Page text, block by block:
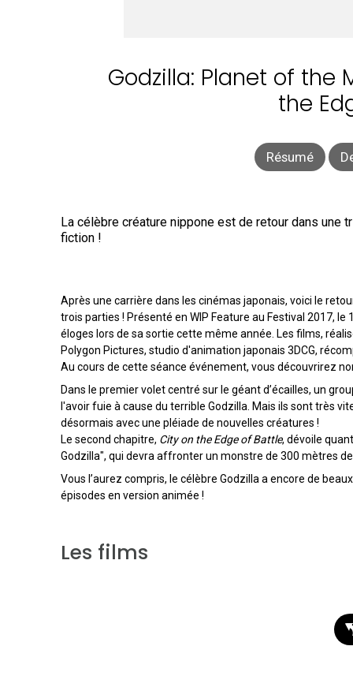
Godzilla: Planet of the
the
Résumé
La célèbre créature nippone est de retour dans
fiction !
Après une carrière dans les cinémas japonais, voici le
trois parties ! Présenté en WIP Feature au Festival 2017, le
éloges lors de sa sortie cette même année. Les films,
Polygon Pictures, studio d'animation japonais 3DCG,
Au cours de cette séance événement, vous découvrirez
Dans le premier volet centré sur le géant d’écailles, un
l'avoir fuie à cause du terrible Godzilla. Mais ils sont très
désormais avec une pléiade de nouvelles créatures !
Le second chapitre, City on the Edge of Battle, dévoile
Godzilla", qui devra affronter un monstre de 300 mètres
Vous l’aurez compris, le célèbre Godzilla a encore de
épisodes en version animée !
Les films